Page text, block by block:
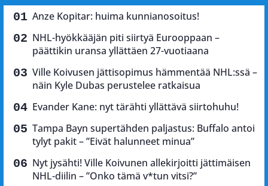
Anze Kopitar: huima kunnianosoitus!
NHL-hyökkääjän piti siirtyä Eurooppaan –
päättikin uransa yllättäen 27-vuotiaana
Ville Koivusen jättisopimus hämmentää NHL:ssä –
näin Kyle Dubas perustelee ratkaisua
Evander Kane: nyt tärähti yllättävä siirtohuhu!
Tampa Bayn supertähden paljastus: Buffalo antoi
tylyt pakit – ”Eivät halunneet minua”
Nyt jysähti! Ville Koivunen allekirjoitti jättimäisen
NHL-diilin – ”Onko tämä v*tun vitsi?”